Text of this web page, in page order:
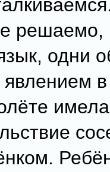
решаемо,
одни
явлением